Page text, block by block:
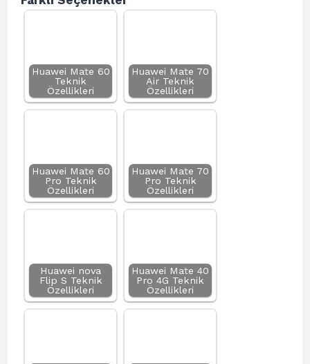
Huawei Mate 60
Teknik
Özellikleri
Huawei Mate 70
Air Teknik
Özellikleri
Huawei Mate 60
Pro Teknik
Özellikleri
Huawei Mate 70
Pro Teknik
Özellikleri
Huawei nova
Flip S Teknik
Özellikleri
Huawei Mate 40
Pro 4G Teknik
Özellikleri